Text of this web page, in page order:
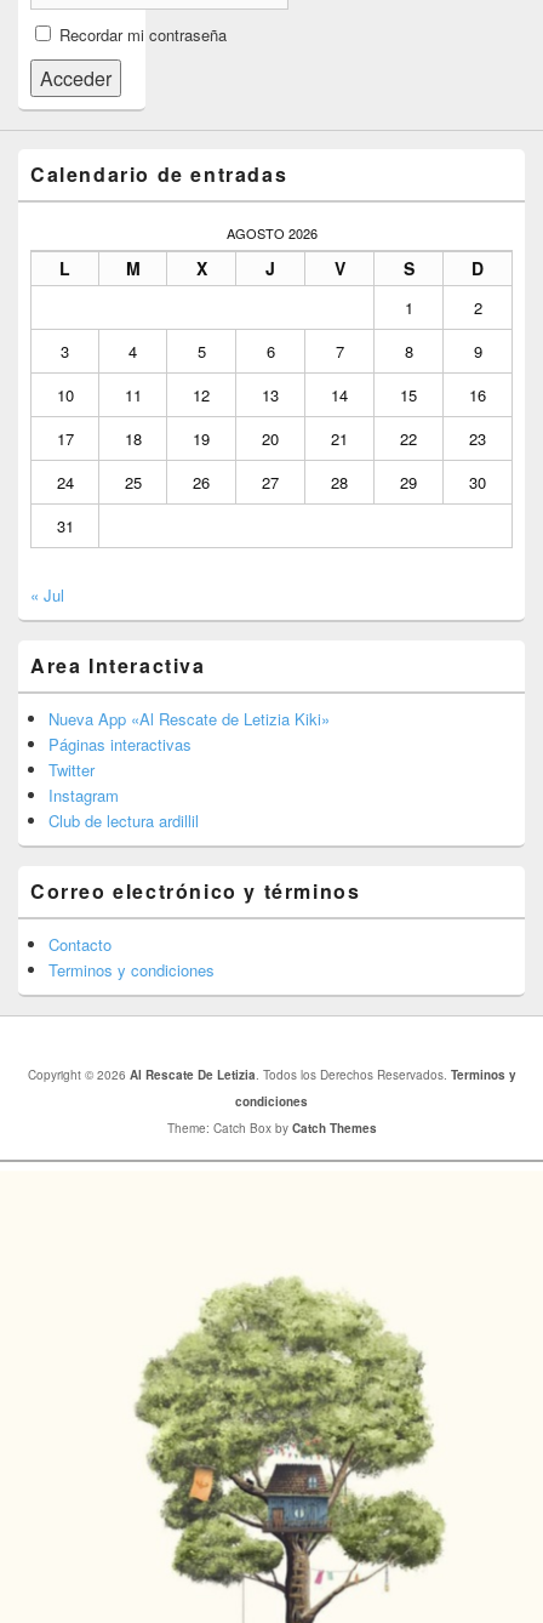
Recordar mi contraseña
Acceder
Calendario de entradas
AGOSTO 2026
L M X J V S D
1
2
3
4 5 6 7 8
9
10
11 12 13 14 15
16
17
18 19 20 21 22
23
24
25 26 27 28 29
30
31
« Jul
Area Interactiva
Nueva App «Al Rescate de Letizia Kiki»
Páginas interactivas
Twitter
Instagram
Club de lectura ardillil
Correo electrónico y términos
Contacto
Terminos y condiciones
Copyright © 2026 Al Rescate De Letizia . Todos los Derechos Reservados. Terminos y
condiciones
Theme: Catch Box by Catch Themes